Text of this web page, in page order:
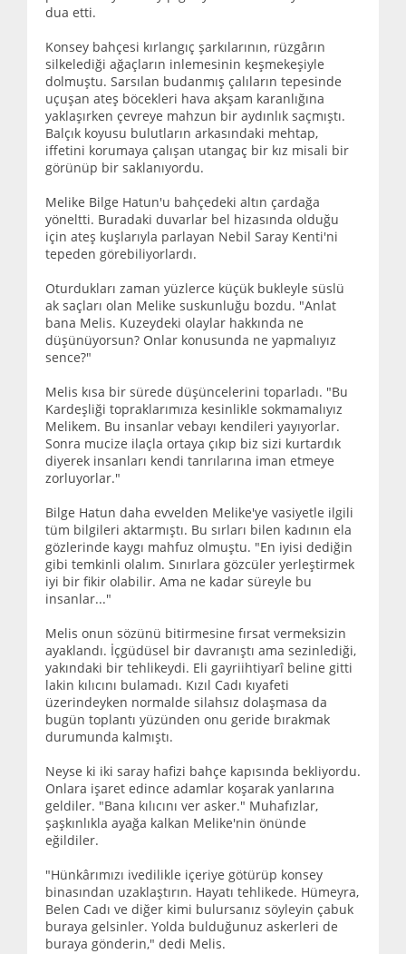
dua etti.
Konsey bahçesi kırlangıç şarkılarının, rüzgârın
silkelediği ağaçların inlemesinin keşmekeşiyle
dolmuştu. Sarsılan budanmış çalıların tepesinde
uçuşan ateş böcekleri hava akşam karanlığına
yaklaşırken çevreye mahzun bir aydınlık saçmıştı.
Balçık koyusu bulutların arkasındaki mehtap,
iffetini korumaya çalışan utangaç bir kız misali bir
görünüp bir saklanıyordu.
Melike Bilge Hatun'u bahçedeki altın çardağa
yöneltti. Buradaki duvarlar bel hizasında olduğu
için ateş kuşlarıyla parlayan Nebil Saray Kenti'ni
tepeden görebiliyorlardı.
Oturdukları zaman yüzlerce küçük bukleyle süslü
ak saçları olan Melike suskunluğu bozdu. "Anlat
bana Melis. Kuzeydeki olaylar hakkında ne
düşünüyorsun? Onlar konusunda ne yapmalıyız
sence?"
Melis kısa bir sürede düşüncelerini toparladı. "Bu
Kardeşliği topraklarımıza kesinlikle sokmamalıyız
Melikem. Bu insanlar vebayı kendileri yayıyorlar.
Sonra mucize ilaçla ortaya çıkıp biz sizi kurtardık
diyerek insanları kendi tanrılarına iman etmeye
zorluyorlar."
Bilge Hatun daha evvelden Melike'ye vasiyetle ilgili
tüm bilgileri aktarmıştı. Bu sırları bilen kadının ela
gözlerinde kaygı mahfuz olmuştu. "En iyisi dediğin
gibi temkinli olalım. Sınırlara gözcüler yerleştirmek
iyi bir fikir olabilir. Ama ne kadar süreyle bu
insanlar..."
Melis onun sözünü bitirmesine fırsat vermeksizin
ayaklandı. İçgüdüsel bir davranıştı ama sezinlediği,
yakındaki bir tehlikeydi. Eli gayriihtiyarî beline gitti
lakin kılıcını bulamadı. Kızıl Cadı kıyafeti
üzerindeyken normalde silahsız dolaşmasa da
bugün toplantı yüzünden onu geride bırakmak
durumunda kalmıştı.
Neyse ki iki saray hafizi bahçe kapısında bekliyordu.
Onlara işaret edince adamlar koşarak yanlarına
geldiler. "Bana kılıcını ver asker." Muhafızlar,
şaşkınlıkla ayağa kalkan Melike'nin önünde
eğildiler.
"Hünkârımızı ivedilikle içeriye götürüp konsey
binasından uzaklaştırın. Hayatı tehlikede. Hümeyra,
Belen Cadı ve diğer kimi bulursanız söyleyin çabuk
buraya gelsinler. Yolda bulduğunuz askerleri de
buraya gönderin," dedi Melis.